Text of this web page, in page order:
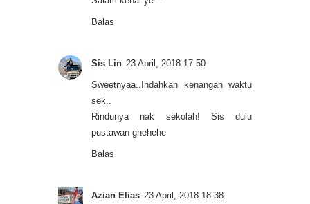
Balas
Sis Lin 23 April, 2018 17:50
Sweetnyaa..Indahkan kenangan waktu
sek..
Rindunya nak sekolah! Sis dulu
pustawan ghehehe
Balas
Azian Elias 23 April, 2018 18:38